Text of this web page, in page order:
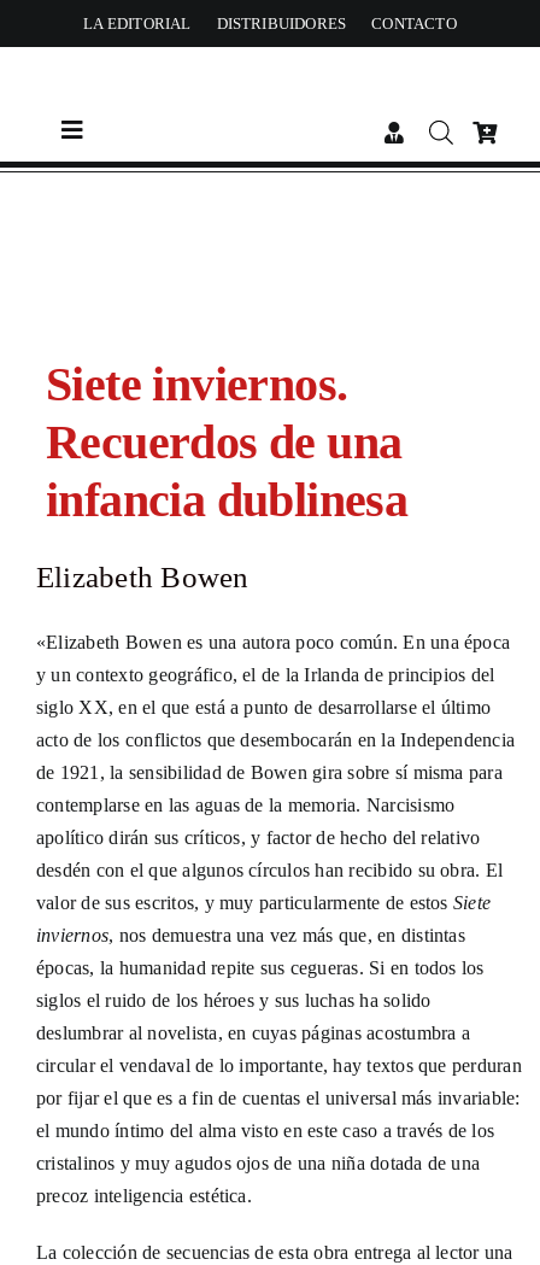
to
LA EDITORIAL DISTRIBUIDORES CONTACTO
Toggle
Navigation
PREMIOS
Siete inviernos.
Recuerdos de una
infancia dublinesa
Elizabeth Bowen
«Elizabeth Bowen es una autora poco común. En una época
y un contexto geográfico, el de la Irlanda de principios del
siglo XX, en el que está a punto de desarrollarse el último
acto de los conflictos que desembocarán en la Independencia
de 1921, la sensibilidad de Bowen gira sobre sí misma para
contemplarse en las aguas de la memoria. Narcisismo
apolítico dirán sus críticos, y factor de hecho del relativo
desdén con el que algunos círculos han recibido su obra. El
valor de sus escritos, y muy particularmente de estos Siete
inviernos, nos demuestra una vez más que, en distintas
épocas, la humanidad repite sus cegueras. Si en todos los
siglos el ruido de los héroes y sus luchas ha solido
deslumbrar al novelista, en cuyas páginas acostumbra a
circular el vendaval de lo importante, hay textos que perduran
por fijar el que es a fin de cuentas el universal más invariable:
el mundo íntimo del alma visto en este caso a través de los
cristalinos y muy agudos ojos de una niña dotada de una
precoz inteligencia estética.
La colección de secuencias de esta obra entrega al lector una